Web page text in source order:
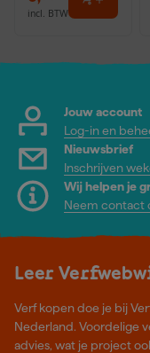
incl. BTW
Jouw account
Log-in en
Nieuwsbrief
Inschrijven
Wij helpen je
Neem contact
Leer
Verf kopen doe je bij
Nederland. Voordelige
advies, wat je project